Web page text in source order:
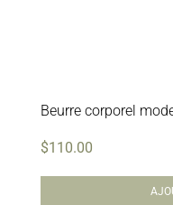
Beurre corporel
$110.00